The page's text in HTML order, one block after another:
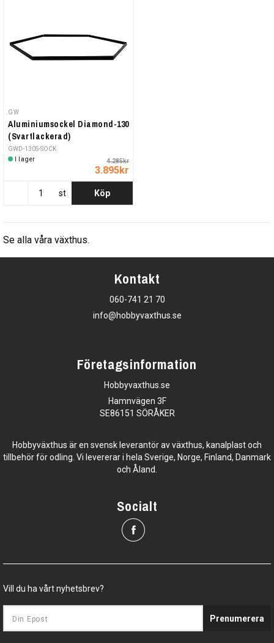
GW
Aluminiumsockel Diamond-130
(Svartlackerad)
GWD-130S-SOCK
I lager
4.285kr
3.895kr
st Köp
Se alla våra växthus.
Kontakt
060-741 21 70
info@hobbyvaxthus.se
Företagsinformation
Hobbyvaxthus.se
Hamnvägen 3F
SE86151 SÖRÅKER
Hobbyväxthus är en svensk leverantör av växthus, kanalplast och
tillbehör för odling. Vi levererar i hela Sverige, Norge, Finland, Danmark
och Åland.
Socialt
Vill du ha vårt nyhetsbrev?
Prenumerera